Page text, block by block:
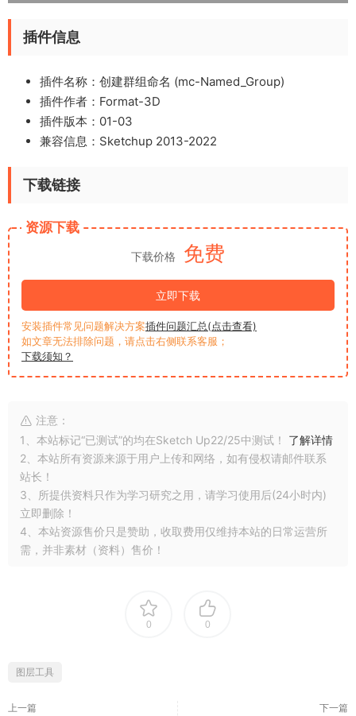
插件信息
插件名称：创建群组命名 (mc-Named_Group)
插件作者：Format-3D
插件版本：01-03
兼容信息：Sketchup 2013-2022
下载链接
资源下载
下载价格 免费
立即下载
安装插件常见问题解决方案插件问题汇总(点击查看)
如文章无法排除问题，请点击右侧联系客服；
下载须知？
注意：
1、本站标记“已测试”的均在Sketch Up22/25中测试！ 了解详情
2、本站所有资源来源于用户上传和网络，如有侵权请邮件联系
站长！
3、所提供资料只作为学习研究之用，请学习使用后(24小时内)
立即删除！
4、本站资源售价只是赞助，收取费用仅维持本站的日常运营所
需，并非素材（资料）售价！
0 0
图层工具
上一篇 下一篇